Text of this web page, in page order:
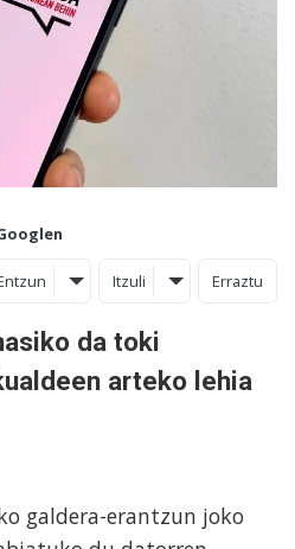
Itzuli Erraztu
da toki
arteko lehia
galdera-erantzun joko